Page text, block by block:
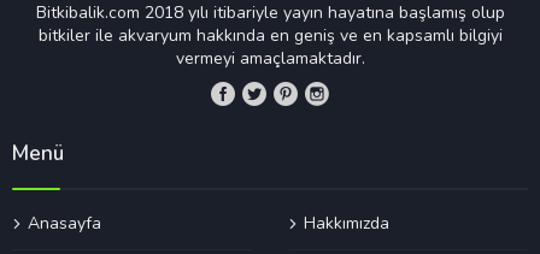
Bitkibalik.com 2018 yılı itibariyle yayın hayatına başlamış olup
bitkiler ile akvaryum hakkında en geniş ve en kapsamlı bilgiyi
vermeyi amaçlamaktadır.
Menü
Anasayfa Hakkımızda